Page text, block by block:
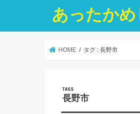
あったか
HOME タグ : 長野市
長野市